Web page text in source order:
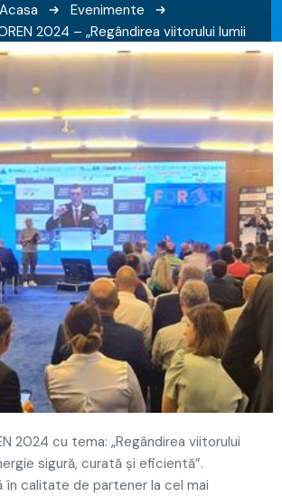
Acasa
Evenimente
2024 – „Regândirea viitorului lumii
sigură, curată și eficientă”
2024 cu tema: „Regândirea viitorului
sigură, curată și eficientă”.
în calitate de partener la cel mai